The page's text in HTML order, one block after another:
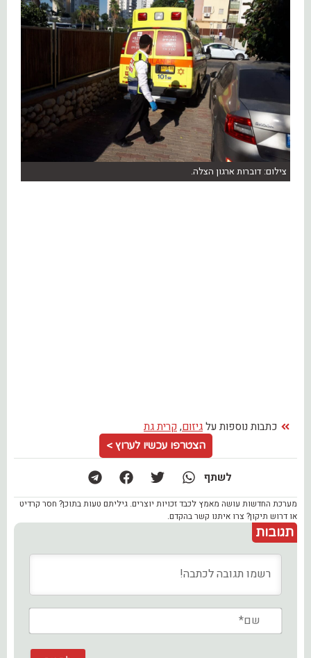
צילום: דוברות ארגון הצלה.
כתבות נוספות עלגיזום, קרית גת
הצטרפו עכשיו לערוץ >
לשתף
מערכת החדשות עושה מאמץ לכבד זכויות יוצרים. גיליתם טעות בתוכן? חסר קרדיט
או דרוש תיקון? צרו איתנו קשר בהקדם.
תגובות